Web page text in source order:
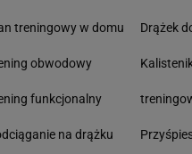
treningowy w domu
obwodowy
funkcjonalny
na drążku
Drążek